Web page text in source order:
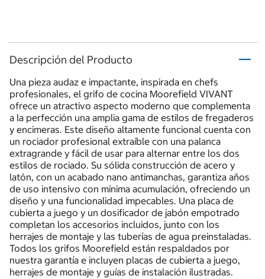
Descripción del Producto
Una pieza audaz e impactante, inspirada en chefs
profesionales, el grifo de cocina Moorefield VIVANT
ofrece un atractivo aspecto moderno que complementa
a la perfección una amplia gama de estilos de fregaderos
y encimeras. Este diseño altamente funcional cuenta con
un rociador profesional extraíble con una palanca
extragrande y fácil de usar para alternar entre los dos
estilos de rociado. Su sólida construcción de acero y
latón, con un acabado nano antimanchas, garantiza años
de uso intensivo con mínima acumulación, ofreciendo un
diseño y una funcionalidad impecables. Una placa de
cubierta a juego y un dosificador de jabón empotrado
completan los accesorios incluidos, junto con los
herrajes de montaje y las tuberías de agua preinstaladas.
Todos los grifos Moorefield están respaldados por
nuestra garantía e incluyen placas de cubierta a juego,
herrajes de montaje y guías de instalación ilustradas.